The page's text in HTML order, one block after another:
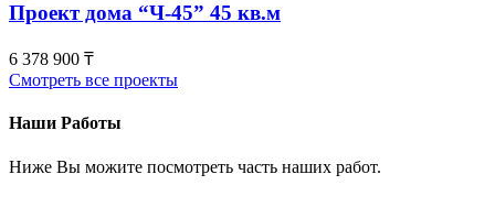
Проект дома “Ч-45” 45 кв.м
6 378 900 ₸
Смотреть все проекты
Наши Работы
Ниже Вы можите посмотреть часть наших работ.